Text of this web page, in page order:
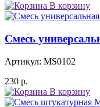
В корзину
Смесь
Артикул: MS0102
230 р.
В корзину